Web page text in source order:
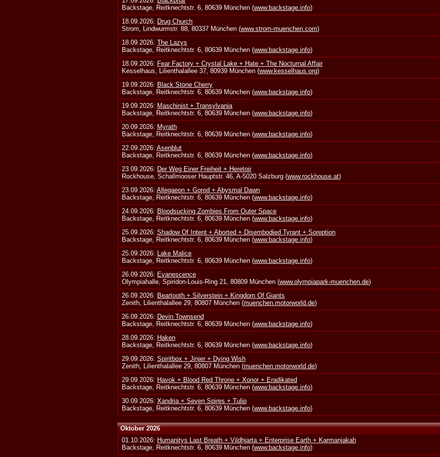
Backstage, Reitknechtstr. 6, 80639 München (www.backstage.info)
18.09.2026: Drug Church
Strom, Lindwurmstr. 88, 80337 München (www.strom-muenchen.com)
18.09.2026:The Lazys
Backstage, Reitknechtstr. 6, 80639 München (www.backstage.info)
18.09.2026: Fear Factory + Crystal Lake + Hate + The Nocturnal Affair
Kesselhaus, Lilienthalallee 37, 80939 München (www.kesselhaus.org)
19.09.2026: Black Stone Cherry
Backstage, Reitknechtstr. 6, 80639 München (www.backstage.info)
19.09.2026: Maschinist + Transylvania
Backstage, Reitknechtstr. 6, 80639 München (www.backstage.info)
20.09.2026: Myrath
Backstage, Reitknechtstr. 6, 80639 München (www.backstage.info)
22.09.2026:Asenblut
Backstage, Reitknechtstr. 6, 80639 München (www.backstage.info)
23.09.2026: Der Weg Einer Freiheit + Heretoir
Rockhouse, Schallmooser Hauptstr. 46, A-5020 Salzburg (www.rockhouse.at)
23.09.2026:Allegaeon + Gorod + Abysmal Dawn
Backstage, Reitknechtstr. 6, 80639 München (www.backstage.info)
24.09.2026: Bloodsucking Zombies From Outer Space
Backstage, Reitknechtstr. 6, 80639 München (www.backstage.info)
25.09.2026:Shadow Of Intent + Aborted + Disembodied Tyrant + Soreption
Backstage, Reitknechtstr. 6, 80639 München (www.backstage.info)
25.09.2026: Lake Malice
Backstage, Reitknechtstr. 6, 80639 München (www.backstage.info)
26.09.2026: Evanescence
Olympiahalle, Spiridon-Louis-Ring 21, 80809 München (www.olympiapark-muenchen.de)
26.09.2026: Beartooth + Silverstein + Kingdom Of Giants
Zenith, Lilienthalallee 29, 80807 München (muenchen.motorworld.de)
26.09.2026: Devin Townsend
Backstage, Reitknechtstr. 6, 80639 München (www.backstage.info)
28.09.2026: Haken
Backstage, Reitknechtstr. 6, 80639 München (www.backstage.info)
29.09.2026:Spiritbox + Jinjer + Dying Wish
Zenith, Lilienthalallee 29, 80807 München (muenchen.motorworld.de)
29.09.2026: Havok + Blood Red Throne + Xonor + Eradikated
Backstage, Reitknechtstr. 6, 80639 München (www.backstage.info)
30.09.2026:Xandria + Seven Spires + Tulip
Backstage, Reitknechtstr. 6, 80639 München (www.backstage.info)
Oktober 2026
01.10.2026: Humanitys Last Breath + Vildhjarta + Enterprise Earth + Karmanjakah
Backstage, Reitknechtstr. 6, 80639 München (www.backstage.info)